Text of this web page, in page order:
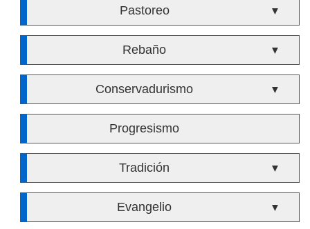
Pastoreo ▼
Rebaño ▼
Conservadurismo ▼
Progresismo
Tradición ▼
Evangelio ▼